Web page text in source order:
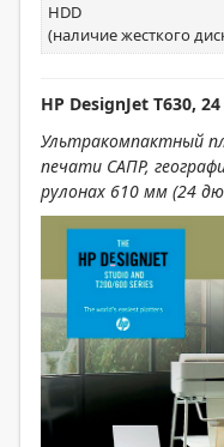
HDD
(наличие жесткого
HP DesignJet T630,
Ультракомпактный
печати САПР,
рулонах 610 мм (24